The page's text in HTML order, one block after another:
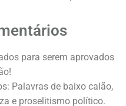
para serem aprovados
Palavras de baixo calão,
e proselitismo político.